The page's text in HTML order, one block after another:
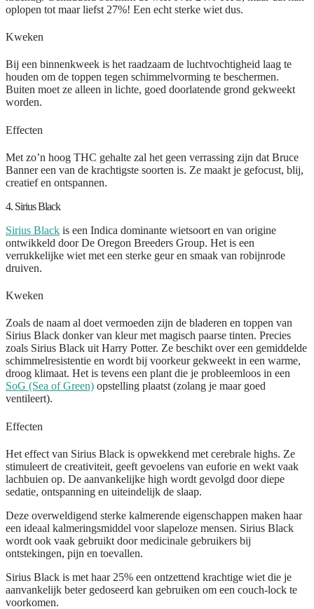
oplopen tot maar liefst 27%! Een echt sterke wiet dus.
Kweken
Bij een binnenkweek is het raadzaam de luchtvochtigheid laag te
houden om de toppen tegen schimmelvorming te beschermen.
Buiten moet ze alleen in lichte, goed doorlatende grond gekweekt
worden.
Effecten
Met zo’n hoog THC gehalte zal het geen verrassing zijn dat Bruce
Banner een van de krachtigste soorten is. Ze maakt je gefocust, blij,
creatief en ontspannen.
4. Sirius Black
Sirius Black is een Indica dominante wietsoort en van origine
ontwikkeld door De Oregon Breeders Group. Het is een
verrukkelijke wiet met een sterke geur en smaak van robijnrode
druiven.
Kweken
Zoals de naam al doet vermoeden zijn de bladeren en toppen van
Sirius Black donker van kleur met magisch paarse tinten. Precies
zoals Sirius Black uit Harry Potter. Ze beschikt over een gemiddelde
schimmelresistentie en wordt bij voorkeur gekweekt in een warme,
droog klimaat. Het is tevens een plant die je probleemloos in een
SoG (Sea of Green) opstelling plaatst (zolang je maar goed
ventileert).
Effecten
Het effect van Sirius Black is opwekkend met cerebrale highs. Ze
stimuleert de creativiteit, geeft gevoelens van euforie en wekt vaak
lachbuien op. De aanvankelijke high wordt gevolgd door diepe
sedatie, ontspanning en uiteindelijk de slaap.
Deze overweldigend sterke kalmerende eigenschappen maken haar
een ideaal kalmeringsmiddel voor slapeloze mensen. Sirius Black
wordt ook vaak gebruikt door medicinale gebruikers bij
ontstekingen, pijn en toevallen.
Sirius Black is met haar 25% een ontzettend krachtige wiet die je
aanvankelijk beter gedoseerd kan gebruiken om een couch-lock te
voorkomen.